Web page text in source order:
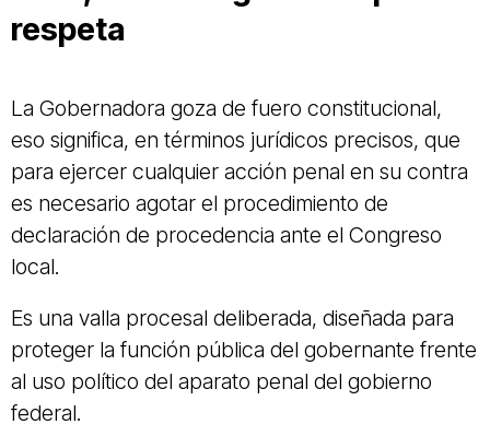
respeta
La Gobernadora goza de fuero constitucional,
eso significa, en términos jurídicos precisos, que
para ejercer cualquier acción penal en su contra
es necesario agotar el procedimiento de
declaración de procedencia ante el Congreso
local.
Es una valla procesal deliberada, diseñada para
proteger la función pública del gobernante frente
al uso político del aparato penal del gobierno
federal.